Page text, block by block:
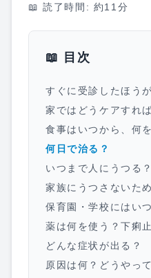
📖 読了時間: 約11 分
📖 目次
すぐに受診したほう
家ではどうケアすれ
食事はいつから、何
何日で治る？
いつまで人にうつる？
家族にうつさないた
保育園・学校にはい
薬は何を使う？下痢
どんな症状が出る？
原因は何？どうやっ